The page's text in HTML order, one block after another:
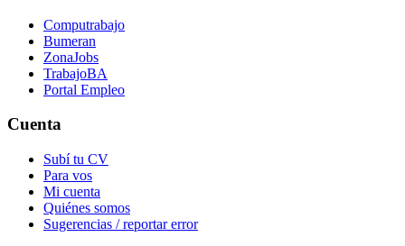
Computrabajo
Bumeran
ZonaJobs
TrabajoBA
Portal Empleo
Cuenta
Subí tu CV
Para vos
Mi cuenta
Quiénes somos
Sugerencias / reportar error